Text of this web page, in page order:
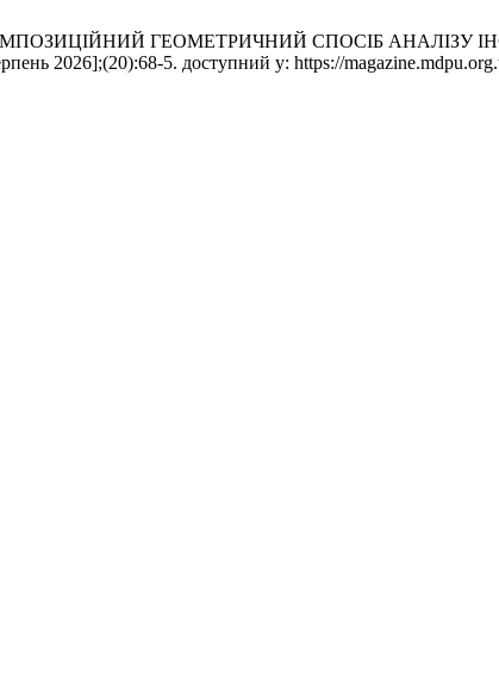
ГЕОМЕТРИЧНИЙ СПОСІБ АНАЛІЗУ
2026];(20):68-5. доступний у: https://